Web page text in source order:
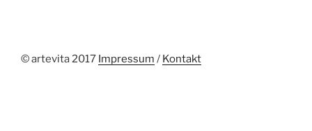
© artevita 2017 Impressum / Kontakt